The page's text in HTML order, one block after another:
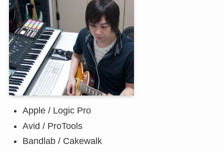
Apple / Logic Pro
Avid / ProTools
Bandlab / Cakewalk